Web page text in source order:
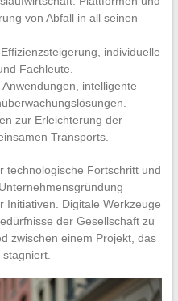
von Abfall in all seinen
individuelle
Fachleute.
intelligente
zur Erleichterung der
Transports.
technologische Fortschritt und
Initiativen. Digitale Werkzeuge
der Gesellschaft zu
zwischen einem Projekt, das